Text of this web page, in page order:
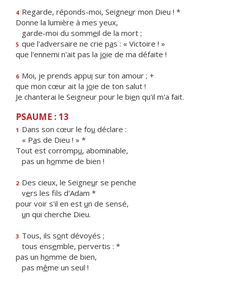
4 Regarde, réponds-moi, Seigneur mon Dieu ! *
Donne la lumière à mes yeux,
garde-moi du sommeil de la mort ;
5 que l'adversaire ne crie pas : « Victoire ! »
que l'ennemi n'ait pas la joie de ma défaite !
6 Moi, je prends appui sur ton amour ; +
que mon cœur ait la joie de ton salut !
Je chanterai le Seigneur pour le bien qu'il m'a fait.
PSAUME : 13
1 Dans son cœur le fou déclare :
« Pas de Dieu ! » *
Tout est corrompu, abominable,
pas un homme de bien !
2 Des cieux, le Seigneur se penche
vers les fils d'Adam *
pour voir s'il en est un de sensé,
un qui cherche Dieu.
3 Tous, ils sont dévoyés ;
tous ensemble, pervertis : *
pas un homme de bien,
pas même un seul !